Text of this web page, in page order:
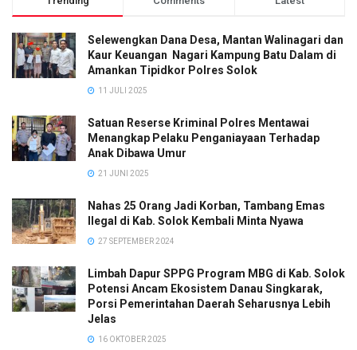
Selewengkan Dana Desa, Mantan Walinagari dan
Kaur Keuangan Nagari Kampung Batu Dalam di
Amankan Tipidkor Polres Solok
11 JULI 2025
Satuan Reserse Kriminal Polres Mentawai
Menangkap Pelaku Penganiayaan Terhadap
Anak Dibawa Umur
21 JUNI 2025
Nahas 25 Orang Jadi Korban, Tambang Emas
Ilegal di Kab. Solok Kembali Minta Nyawa
27 SEPTEMBER 2024
Limbah Dapur SPPG Program MBG di Kab. Solok
Potensi Ancam Ekosistem Danau Singkarak,
Porsi Pemerintahan Daerah Seharusnya Lebih
Jelas
16 OKTOBER 2025